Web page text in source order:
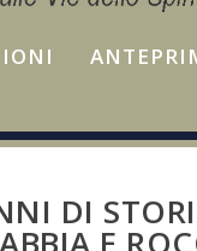
DI
E